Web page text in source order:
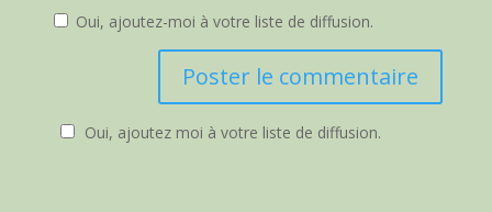
Oui, ajoutez-moi à votre liste de diffusion.
Oui, ajoutez moi à votre liste de diffusion.